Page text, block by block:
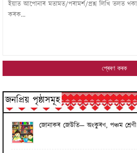
জনপ্ৰিয় পৃষ্ঠাসমূহ
জোনাকৰ জেউতি— অংকুৰণ, পঞ্চম শ্ৰেণী